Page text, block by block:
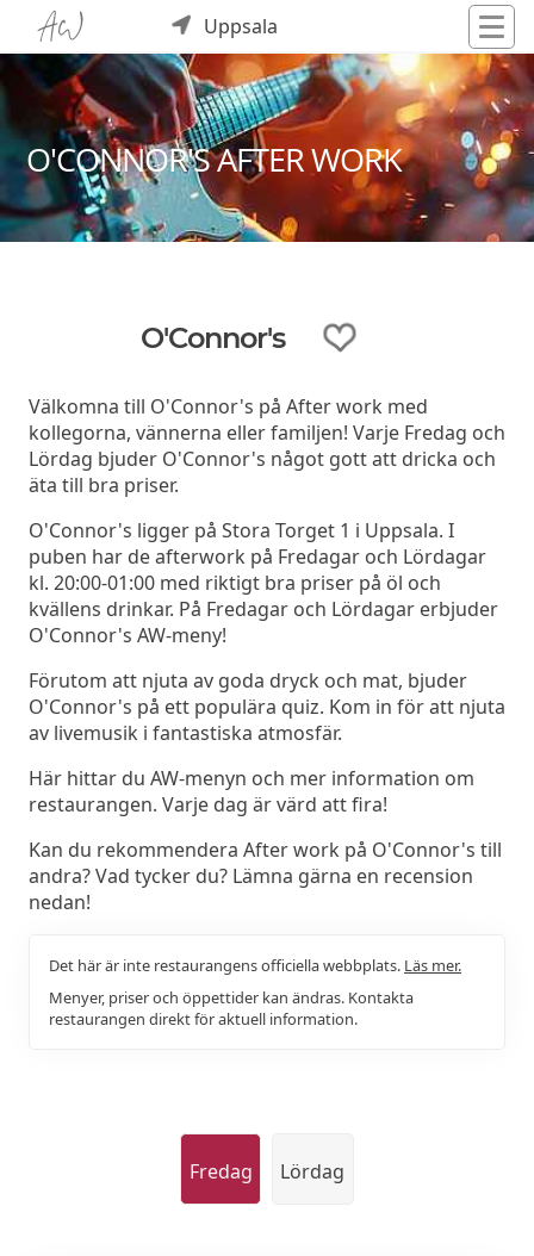
Uppsala
O'CONNOR'S AFTER WORK
O'Connor's
Välkomna till O'Connor's på After work med
kollegorna, vännerna eller familjen! Varje Fredag och
Lördag bjuder O'Connor's något gott att dricka och
äta till bra priser.
O'Connor's ligger på Stora Torget 1 i Uppsala. I
puben har de afterwork på Fredagar och Lördagar
kl. 20:00-01:00 med riktigt bra priser på öl och
kvällens drinkar. På Fredagar och Lördagar erbjuder
O'Connor's AW-meny!
Förutom att njuta av goda dryck och mat, bjuder
O'Connor's på ett populära quiz. Kom in för att njuta
av livemusik i fantastiska atmosfär.
Här hittar du AW-menyn och mer information om
restaurangen. Varje dag är värd att fira!
Kan du rekommendera After work på O'Connor's till
andra? Vad tycker du? Lämna gärna en recension
nedan!
Det här är inte restaurangens officiella webbplats. Läs mer.
Menyer, priser och öppettider kan ändras. Kontakta
restaurangen direkt för aktuell information.
Fredag Lördag